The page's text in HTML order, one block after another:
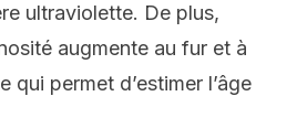
ultraviolette. De plus,
augmente au fur et à
qui permet d’estimer l’âge